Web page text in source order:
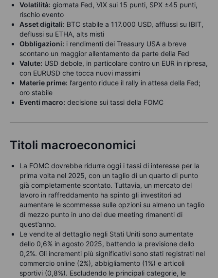
Volatilità: giornata Fed, VIX sui 15 punti, SPX ±45 punti,
rischio evento
Asset digitali: BTC stabile a 117.000 USD, afflussi su IBIT,
deflussi su ETHA, alts misti
Obbligazioni: i rendimenti dei Treasury USA a breve
scontano un maggior allentamento da parte della Fed
Valute: USD debole, in particolare contro un EUR in ripresa,
con EURUSD che tocca nuovi massimi
Materie prime: l’argento riduce il rally in attesa della Fed;
oro stabile
Eventi macro: decisione sui tassi della FOMC
Titoli macroeconomici
La FOMC dovrebbe ridurre oggi i tassi di interesse per la
prima volta nel 2025, con un taglio di un quarto di punto
già completamente scontato. Tuttavia, un mercato del
lavoro in raffreddamento ha spinto gli investitori ad
aumentare le scommesse sulle opzioni su almeno un taglio
di mezzo punto in uno dei due meeting rimanenti di
quest’anno.
Le vendite al dettaglio negli Stati Uniti sono aumentate
dello 0,6% in agosto 2025, battendo la previsione dello
0,2%. Gli incrementi più significativi sono stati registrati nel
commercio online (2%), abbigliamento (1%) e articoli
sportivi (0,8%). Escludendo le principali categorie, le